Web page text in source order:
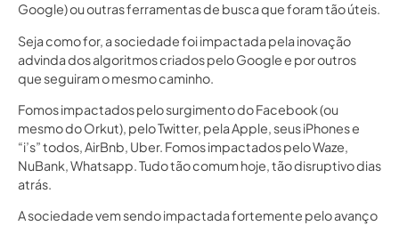
Google) ou outras ferramentas de busca que foram tão úteis.
Seja como for, a sociedade foi impactada pela inovação
advinda dos algoritmos criados pelo Google e por outros
que seguiram o mesmo caminho.
Fomos impactados pelo surgimento do Facebook (ou
mesmo do Orkut), pelo Twitter, pela Apple, seus iPhones e
“i’s” todos, AirBnb, Uber. Fomos impactados pelo Waze,
NuBank, Whatsapp. Tudo tão comum hoje, tão disruptivo dias
atrás.
A sociedade vem sendo impactada fortemente pelo avanço